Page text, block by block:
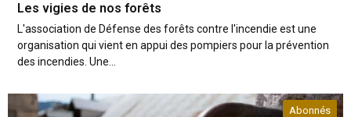
Les vigies de nos forêts
L'association de Défense des forêts contre l'incendie est une
organisation qui vient en appui des pompiers pour la prévention
des incendies. Une...
Abonnés